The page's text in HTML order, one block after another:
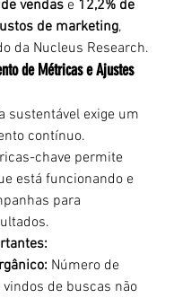
vendas e 12,2% de
de marketing,
da Nucleus Research.
de Métricas e Ajustes
sustentável exige um
contínuo.
chave permite
está funcionando e
para
Número de
de buscas não